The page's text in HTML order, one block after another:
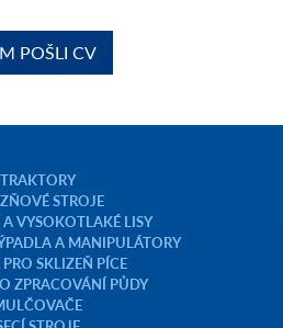
POŠLI CV
TRAKTORY
STROJE
VYSOKOTLAKÉ LISY
A MANIPULÁTORY
SKLIZEŇ PÍCE
ZPRACOVÁNÍ PŮDY